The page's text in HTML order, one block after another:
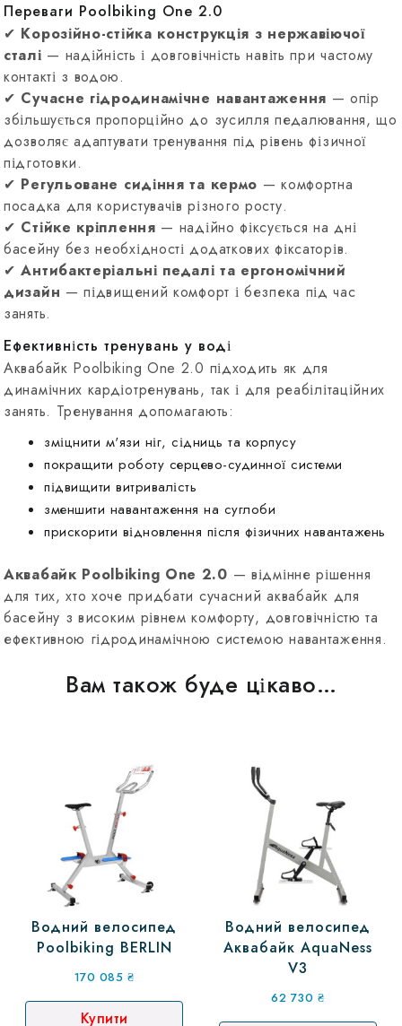
Переваги Poolbiking One 2.0
✔ Корозійно-стійка конструкція з нержавіючої
сталі — надійність і довговічність навіть при частому
контакті з водою.
✔ Сучасне гідродинамічне навантаження — опір
збільшується пропорційно до зусилля педалювання, що
дозволяє адаптувати тренування під рівень фізичної
підготовки.
✔ Регульоване сидіння та кермо — комфортна
посадка для користувачів різного росту.
✔ Стійке кріплення — надійно фіксується на дні
басейну без необхідності додаткових фіксаторів.
✔Антибактеріальні педалі та ергономічний
дизайн — підвищений комфорт і безпека під час
занять.
Ефективність тренувань у воді
Аквабайк Poolbiking One 2.0 підходить як для
динамічних кардіотренувань, так і для реабілітаційних
занять. Тренування допомагають:
зміцнити м'язи ніг, сідниць та корпусу
покращити роботу серцево-судинної системи
підвищити витривалість
зменшити навантаження на суглоби
прискорити відновлення після фізичних навантажень
Аквабайк Poolbiking One 2.0 — відмінне рішення
для тих, хто хоче придбати сучасний аквабайк для
басейну з високим рівнем комфорту, довговічністю та
ефективною гідродинамічною системою навантаження.
Вам також буде цікаво…
Водний велосипед
Poolbiking BERLIN
170 085 ₴
Купити
Водний велосипед
Аквабайк AquaNess
V3
62 730 ₴